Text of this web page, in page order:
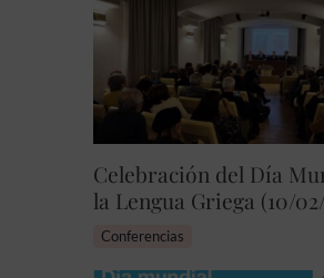
Celebración del Día
la Lengua Griega (10/
Conferencias